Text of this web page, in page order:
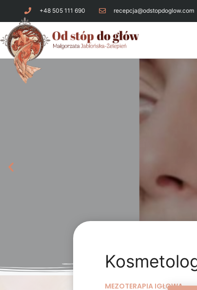
+48 505 111 690 recepcja@odstopdoglow.com
MEZOTERAPIA IGŁOWA